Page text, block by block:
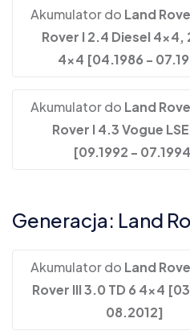
Akumulator do Land
Rover I 2.4 Diesel 4x4,
4x4 [04.1986 -
Akumulator do Land
Rover I 4.3 Vogue
[09.1992 -
Generacja: Land
Akumulator do Land
Rover III 3.0 TD 6 4x4
08.2012]